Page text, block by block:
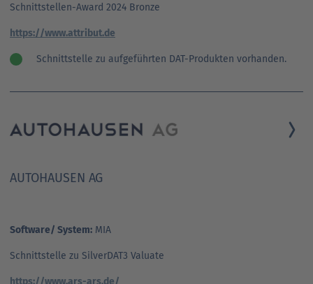
Schnittstellen-Award 2024 Bronze
https://www.attribut.de
Schnittstelle zu aufgeführten DAT-Produkten vorhanden.
AUTOHAUSEN AG
Software/ System: MIA
Schnittstelle zu SilverDAT3 Valuate
https://www.ars-ars.de/